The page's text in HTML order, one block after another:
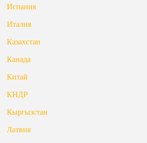
Испания
Италия
Казахстан
Канада
Китай
КНДР
Кыргызстан
Латвия